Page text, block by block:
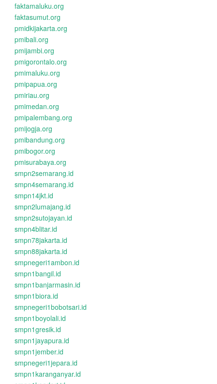
faktamaluku.org
faktasumut.org
pmidkijakarta.org
pmibali.org
pmijambi.org
pmigorontalo.org
pmimaluku.org
pmipapua.org
pmiriau.org
pmimedan.org
pmipalembang.org
pmijogja.org
pmibandung.org
pmibogor.org
pmisurabaya.org
smpn2semarang.id
smpn4semarang.id
smpn14jkt.id
smpn2lumajang.id
smpn2sutojayan.id
smpn4blitar.id
smpn78jakarta.id
smpn88jakarta.id
smpnegeri1ambon.id
smpn1bangil.id
smpn1banjarmasin.id
smpn1biora.id
smpnegeri1bobotsari.id
smpn1boyolali.id
smpn1gresik.id
smpn1jayapura.id
smpn1jember.id
smpnegeri1jepara.id
smpn1karanganyar.id